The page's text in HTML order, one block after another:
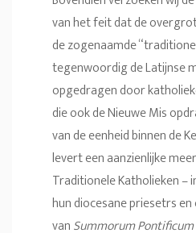
van het feit dat de
de zogenaamde
tegenwoordig de Latijnse
opgedragen door
die ook de Nieuwe Mis
van de eenheid binnen de
levert een aanzienlijke
Traditionele Katholieken –
hun diocesane priesetrs
vanSummorum Pontificum